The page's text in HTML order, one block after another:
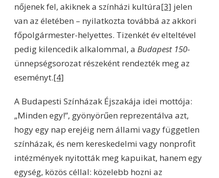
nőjenek fel, akiknek a színházi kultúra[3] jelen
van az életében – nyilatkozta továbbá az akkori
főpolgármester-helyettes. Tizenkét év elteltével
pedig kilencedik alkalommal, a Budapest 150-
ünnepségsorozat részeként rendezték meg az
eseményt.[4]
A Budapesti Színházak Éjszakája idei mottója:
„Minden egy!”, gyönyörűen reprezentálva azt,
hogy egy nap erejéig nem állami vagy független
színházak, és nem kereskedelmi vagy nonprofit
intézmények nyitották meg kapuikat, hanem egy
egység, közös céllal: közelebb hozni az